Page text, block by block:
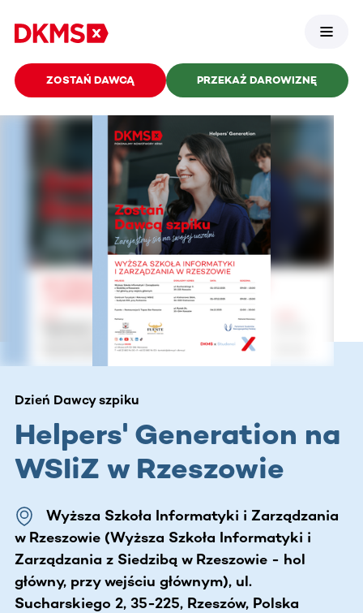
ZOSTAŃ DAWCĄ PRZEKAŻ DAROWIZNĘ
Dzień Dawcy szpiku
Helpers' Generation na
WSIiZ w Rzeszowie
Wyższa Szkoła Informatyki i Zarządzania
w Rzeszowie (Wyższa Szkoła Informatyki i
Zarządzania z Siedzibą w Rzeszowie - hol
główny, przy wejściu głównym), ul.
Sucharskiego 2, 35-225, Rzeszów, Polska